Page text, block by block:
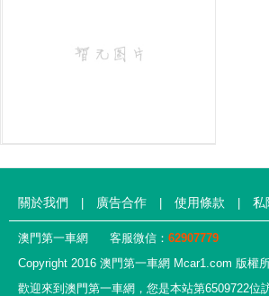
關於我們 廣告合作 使用條款 私
澳門第一車網 客服微信： 62907779
Copyright 2016 澳門第一車網 Mcar1.com 版權
歡迎來到澳門第一車網，您是本站第6509722位